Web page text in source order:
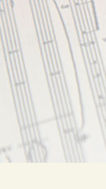
Zum
Inhalt
springen